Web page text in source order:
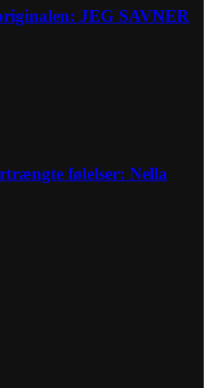
JEG SAVNER
følelser: Nella